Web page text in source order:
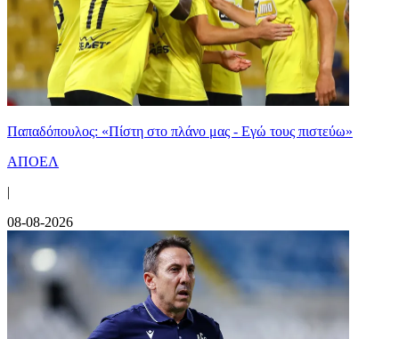
Παπαδόπουλος: «Πίστη στο πλάνο μας - Εγώ τους πιστεύω»
ΑΠΟΕΛ
|
08-08-2026